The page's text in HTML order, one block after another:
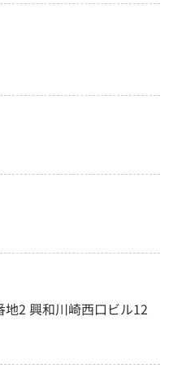
2 興和川崎西口ビル12